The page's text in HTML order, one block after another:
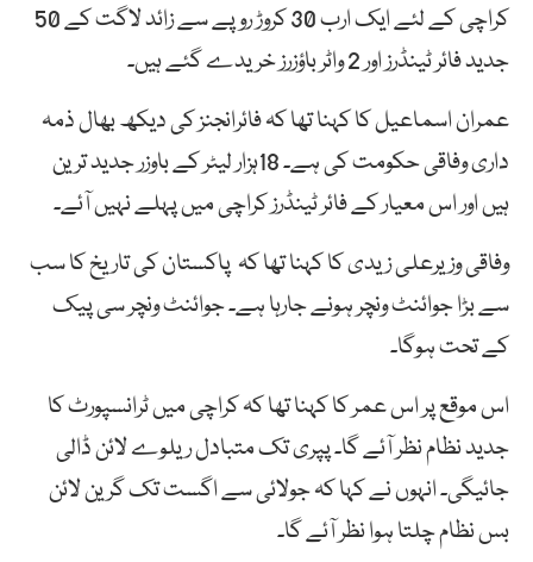
کراچی کے لئے ایک ارب 30 کروڑ روپے سے زائد لاگت کے 50
جدید فائر ٹینڈرز اور 2 واٹر باؤزرز خریدے گئے ہیں۔
عمران اسماعیل کا کہنا تھا کہ فائرانجنز کی دیکھ بھال ذمہ
داری وفاقی حکومت کی ہے۔ 18ہزار لیٹر کے باوزر جدید ترین
ہیں اور اس معیار کے فائر ٹینڈرز کراچی میں پہلے نہیں آئے۔
وفاقی وزیرعلی زیدی کا کہنا تھا کہ پاکستان کی تاریخ کا سب
سے بڑا جوائنٹ ونچر ہونے جارہا ہے۔ جوائنٹ ونچر سی پیک
کے تحت ہوگا۔
اس موقع پر اس عمر کا کہنا تھا کہ کراچی میں ٹرانسپورٹ کا
جدید نظام نظر آئے گا۔ پپری تک متبادل ریلوے لائن ڈالی
جائیگی۔ انہوں نے کہا کہ جولائی سے اگست تک گرین لائن
بس نظام چلتا ہوا نظر آئے گا۔